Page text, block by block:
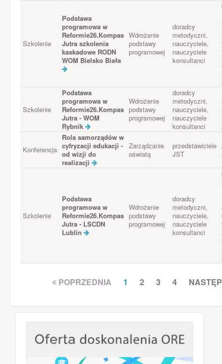
Szkolenie
Podstawa
programowa w
Reformie26.Kompas
Jutra szkolenia
kaskadowe RODN
WOM Bielsko Biała
Wdrożenie
podstawy
programowej
doradcy
metodyczni,
nauczyciele,
nauczyciele
konsultanci
Szkolenie
Podstawa
programowa w
Reformie26.Kompas
Jutra - WOM
Rybnik
Wdrożenie
podstawy
programowej
doradcy
metodyczni,
nauczyciele,
nauczyciele
konsultanci
Konferencja
Rola samorządów w
cyfryzacji edukacji -
od wizji do
realizacji
Zarządzanie
oświatą
przedstawiciele
JST
Szkolenie
Podstawa
programowa w
Reformie26.Kompas
Jutra - LSCDN
Lublin
Wdrożenie
podstawy
programowej
doradcy
metodyczni,
nauczyciele,
nauczyciele
konsultanci
POPRZEDNIA 1 2 3 4